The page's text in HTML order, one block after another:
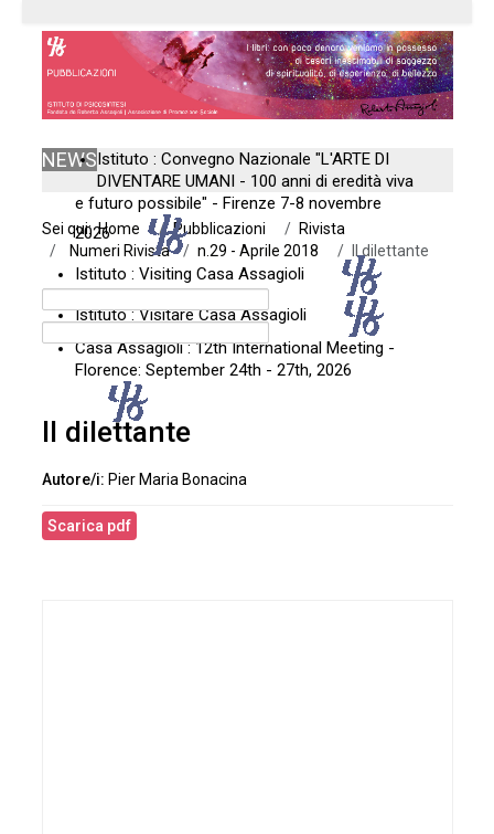
NEWSIstituto : Convegno Nazionale "L'ARTE DI
DIVENTARE UMANI - 100 anni di eredità viva
e futuro possibile" - Firenze 7-8 novembre
2026
Istituto : Visiting Casa Assagioli
Istituto : Visitare Casa Assagioli
Casa Assagioli : 12th International Meeting -
Florence: September 24th - 27th, 2026
Sei qui:Home Pubblicazioni
Rivista
Numeri Rivista
n.29 - Aprile 2018 Il dilettante
Il dilettante
Pier Maria Bonacina
Scarica pdf